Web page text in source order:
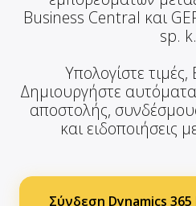
Business Central και
sp.
Υπολογίστε τιμές,
Δημιουργήστε αυτόματα
αποστολής,
και ειδοποιήσεις
Σύνδεση Dynamics